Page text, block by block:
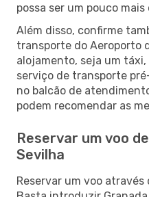
possa ser um pouco mais
Além disso, confirme
transporte do Aeroporto
alojamento, seja um
serviço de transporte
no balcão de
podem recomendar as
Reservar um voo
Sevilha
Reservar um voo através